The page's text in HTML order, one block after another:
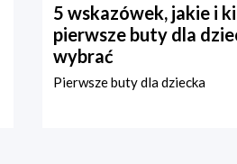
5 wskazówek, jakie i
pierwsze buty dla
wybrać
Pierwsze buty dla dziecka